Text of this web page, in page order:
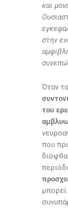
και
στην
Όταν
του
που